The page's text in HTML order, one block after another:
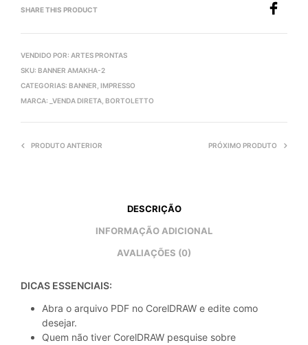
SHARE THIS PRODUCT
VENDIDO POR: ARTES PRONTAS
SKU: BANNER AMAKHA-2
CATEGORIAS: BANNER IMPRESSO
MARCA: _VENDA DIRETA BORTOLETTO
PRODUTO ANTERIOR PRÓXIMO PRODUTO
DESCRIÇÃO
INFORMAÇÃO ADICIONAL
AVALIAÇÕES (0)
DICAS ESSENCIAIS:
Abra o arquivo PDF no CorelDRAW e edite como
desejar.
Quem não tiver CorelDRAW pesquise sobre